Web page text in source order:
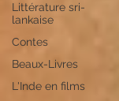
Littérature sri-
lankaise
Contes
Beaux-Livres
L'Inde en films